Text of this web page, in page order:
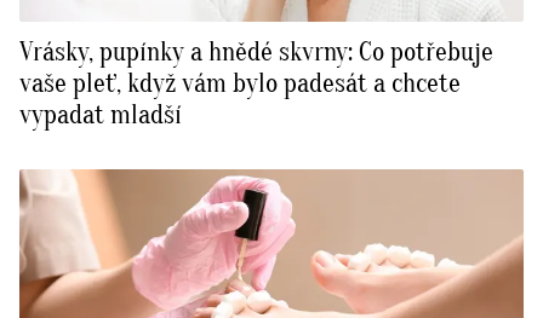
Vrásky, pupínky a hnědé skvrny: Co potřebuje
vaše pleť, když vám bylo padesát a chcete
vypadat mladší